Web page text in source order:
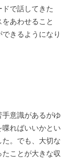
で話してきた
あわせること
きるようになり
意識があるがゆ
ればいいかとい
。でも、大切な
ことが大きな収